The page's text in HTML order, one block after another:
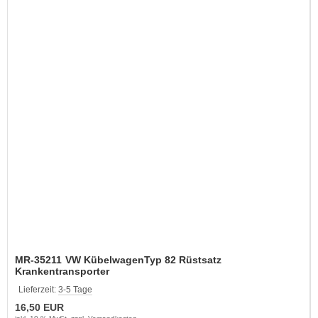
MR-35211 VW KübelwagenTyp 82 Rüstsatz
Krankentransporter
Lieferzeit: 3-5 Tage
16,50 EUR